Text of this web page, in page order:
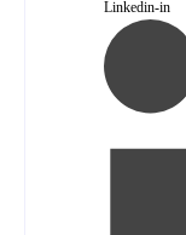
Linkedin-in